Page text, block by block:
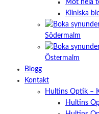
Möt hela
Kliniska
Södermalm
Östermalm
Blogg
Kontakt
Hultins Optik –
Hultins